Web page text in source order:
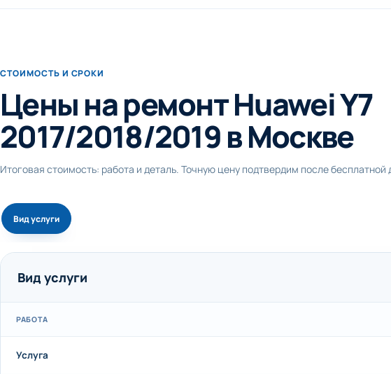
СТОИМОСТЬ И СРОКИ
Цены на ремонт Huawei Y7
2017/2018/2019 в Москве
Итоговая стоимость: работа и деталь. Точную цену подтвердим после бесплатной
Вид услуги
Вид услуги
РАБОТА
Услуга